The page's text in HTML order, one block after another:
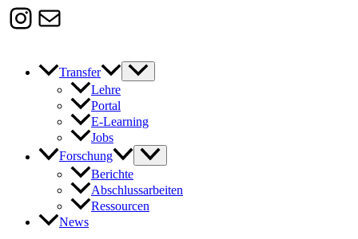
Instagram
Susanne.Boerner@zaw.uni-
heidelberg.de
Transfer
Lehre
Portal
E-Learning
Jobs
Forschung
Berichte
Abschlussarbeiten
Ressourcen
News